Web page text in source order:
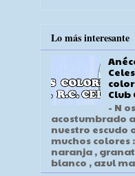
Lo más interesante
Club
- N
acostumbrado
nuestro escudo
muchos colores
naranja ,
blanco , azul